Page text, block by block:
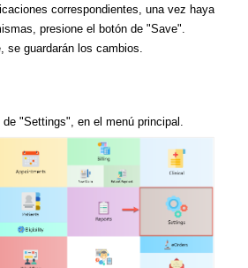
correspondientes, una vez haya
presione el botón de "Save".
se guardarán los cambios.
"Settings", en el menú principal.